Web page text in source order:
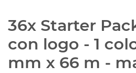
36x Starter
con logo - 1
mm x 66 m -